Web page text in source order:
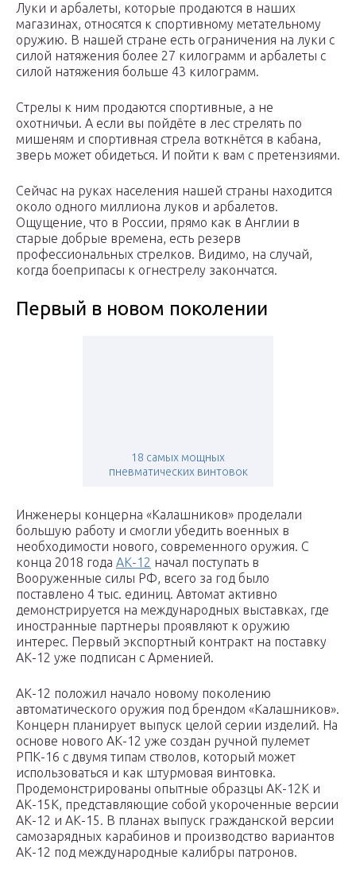
Луки и арбалеты, которые продаются в наших
магазинах, относятся к спортивному метательному
оружию. В нашей стране есть ограничения на луки с
силой натяжения более 27 килограмм и арбалеты с
силой натяжения больше 43 килограмм.
Стрелы к ним продаются спортивные, а не
охотничьи. А если вы пойдёте в лес стрелять по
мишеням и спортивная стрела воткнётся в кабана,
зверь может обидеться. И пойти к вам с претензиями.
Сейчас на руках населения нашей страны находится
около одного миллиона луков и арбалетов.
Ощущение, что в России, прямо как в Англии в
старые добрые времена, есть резерв
профессиональных стрелков. Видимо, на случай,
когда боеприпасы к огнестрелу закончатся.
Первый в новом поколении
18 самых мощных
пневматических винтовок
Инженеры концерна «Калашников» проделали
большую работу и смогли убедить военных в
необходимости нового, современного оружия. С
конца 2018 года АК-12 начал поступать в
Вооруженные силы РФ, всего за год было
поставлено 4 тыс. единиц. Автомат активно
демонстрируется на международных выставках, где
иностранные партнеры проявляют к оружию
интерес. Первый экспортный контракт на поставку
АК-12 уже подписан с Арменией.
АК-12 положил начало новому поколению
автоматического оружия под брендом «Калашников».
Концерн планирует выпуск целой серии изделий. На
основе нового АК-12 уже создан ручной пулемет
РПК-16 с двумя типам стволов, который может
использоваться и как штурмовая винтовка.
Продемонстрированы опытные образцы АК-12К и
АК-15К, представляющие собой укороченные версии
АК-12 и АК-15. В планах выпуск гражданской версии
самозарядных карабинов и производство вариантов
АК-12 под международные калибры патронов.